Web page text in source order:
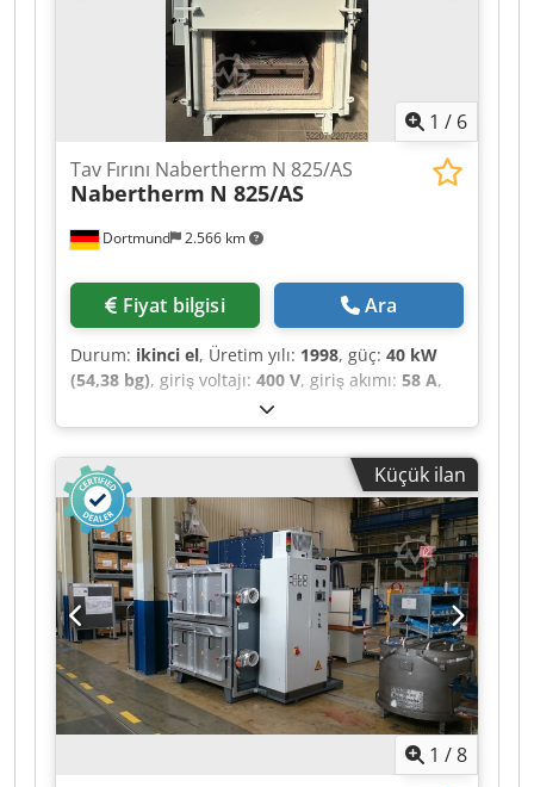
1 / 6
Dortmund 2.566 km
Tav Fırını Nabertherm N 825/AS
Nabertherm N 825/AS
Fiyat bilgisi Ara
Durum: ikinci el, Üretim yılı: 1998, güç: 40 kW
(54,38 bg), giriş voltajı: 400 V, giriş akımı: 58 A,
, giriş akımı türü:
sıcaklık:750 °C, iç uzunluk:1.200 mm, iç genişlik:
1.000 mm, iç yükseklik:800 mm, Elektrikle
ısıtılan Nabertherm N 825 / AS fırın, sürgülü
kapaklı Maksimum sıcaklık: 750 °C Güç: 40 kW İç
ölçüler: 1000 x 1200 x 800 mm (genişlik x derinlik
x yükseklik) Programlayıcı: Kayıt fonksiyonlu ve
programlayıcılı Jumo Imago 500 Codpfx Aajzb
Dqzomsrf
Küçük ilan
1 /8